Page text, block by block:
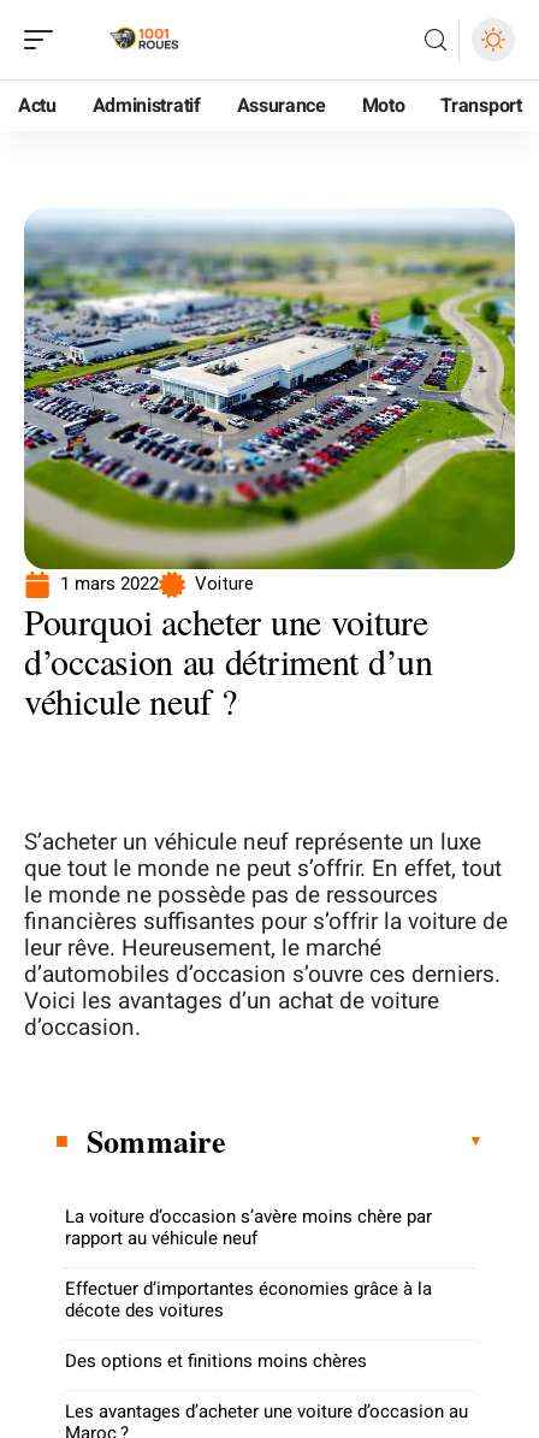
Actu Administratif Assurance Moto Transport
1 mars 2022 Voiture
Pourquoi acheter une voiture
d’occasion au détriment d’un
véhicule neuf ?
S’acheter un véhicule neuf représente un luxe
que tout le monde ne peut s’offrir. En effet, tout
le monde ne possède pas de ressources
financières suffisantes pour s’offrir la voiture de
leur rêve. Heureusement, le marché
d’automobiles d’occasion s’ouvre ces derniers.
Voici les avantages d’un achat de voiture
d’occasion.
Sommaire
La voiture d’occasion s’avère moins chère par
rapport au véhicule neuf
Effectuer d’importantes économies grâce à la
décote des voitures
Des options et finitions moins chères
Les avantages d’acheter une voiture d’occasion au
Maroc ?